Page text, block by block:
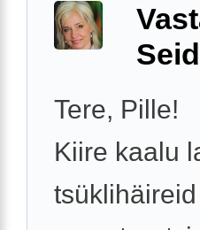
Tere, Pille!
Kiire kaalu